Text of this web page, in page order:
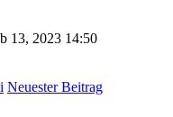
13, 2023 14:50
Neuester Beitrag